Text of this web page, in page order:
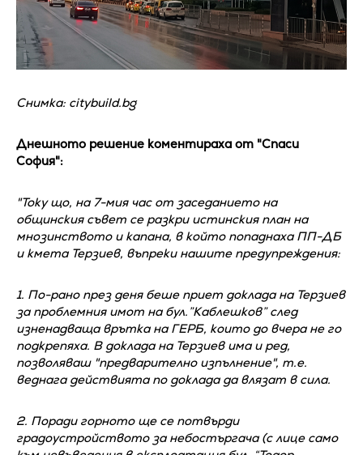
Снимка: citybuild.bg
Днешното решение коментираха от "Спаси
София":
"Току що, на 7-мия час от заседанието на
общинския съвет се разкри истинския план на
мнозинството и капана, в който попаднаха ПП-ДБ
и кмета Терзиев, въпреки нашите предупреждения:
1. По-рано през деня беше приет доклада на Терзиев
за проблемния имот на бул.”Каблешков” след
изненадваща врътка на ГЕРБ, които до вчера не го
подкрепяха. В доклада на Терзиев има и ред,
позволяваш "предварително изпълнение", т.е.
веднага действията по доклада да влязат в сила.
2. Поради горното ще се потвърди
градоустройството за небостъргача (с лице само